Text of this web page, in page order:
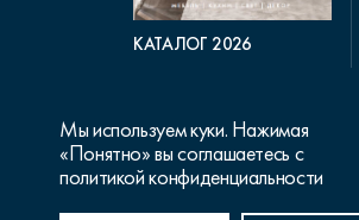
Мы используем куки. Нажимая
«Понятно» вы соглашаетесь с
политикой конфиденциальности
КАТАЛОГ 2026